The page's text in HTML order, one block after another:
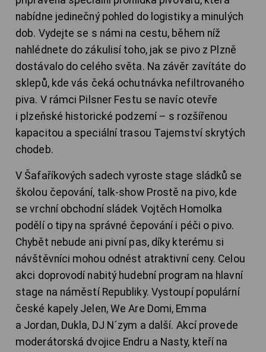
nabídne jedinečný pohled do logistiky a minulých
dob. Vydejte se s námi na cestu, během níž
nahlédnete do zákulisí toho, jak se pivo z Plzně
dostávalo do celého světa. Na závěr zavítáte do
sklepů, kde vás čeká ochutnávka nefiltrovaného
piva. V rámci Pilsner Festu se navíc otevře
i plzeňské historické podzemí – s rozšířenou
kapacitou a speciální trasou Tajemství skrytých
chodeb.
V Šafaříkových sadech vyroste stage sládků se
školou čepování, talk-show Prostě na pivo, kde
se vrchní obchodní sládek Vojtěch Homolka
podělí o tipy na správné čepování i péči o pivo.
Chybět nebude ani pivní pas, díky kterému si
návštěvníci mohou odnést atraktivní ceny. Celou
akci doprovodí nabitý hudební program na hlavní
stage na náměstí Republiky. Vystoupí populární
české kapely Jelen, We Are Domi, Emma
a Jordan, Dukla, DJ N´zym a další. Akcí provede
moderátorská dvojice Endru a Nasty, kteří na